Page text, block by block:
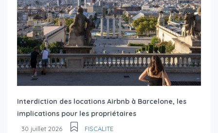
Interdiction des locations Airbnb à Barcelone, les
implications pour les propriétaires
30 juillet 2026
FISCALITE